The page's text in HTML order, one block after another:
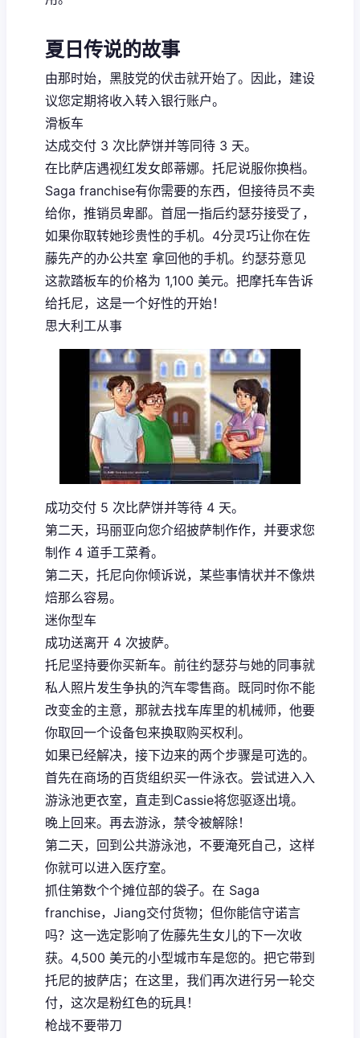
夏日传说的故事
由那时始，黑肢党的伏击就开始了。因此，建设
议您定期将收入转入银行账户。
滑板车
达成交付 3 次比萨饼并等同待 3 天。
在比萨店遇视红发女郎蒂娜。托尼说服你换档。
Saga franchise有你需要的东西，但接待员不卖
给你，推销员卑鄙。首屈一指后约瑟芬接受了，
如果你取转她珍贵性的手机。4分灵巧让你在佐
藤先产的办公共室 拿回他的手机。约瑟芬意见
这款踏板车的价格为 1,100 美元。把摩托车告诉
给托尼，这是一个好性的开始！
思大利工从事
成功交付 5 次比萨饼并等待 4 天。
第二天，玛丽亚向您介绍披萨制作作，并要求您
制作 4 道手工菜肴。
第二天，托尼向你倾诉说，某些事情状并不像烘
焙那么容易。
迷你型车
成功送离开 4 次披萨。
托尼坚持要你买新车。前往约瑟芬与她的同事就
私人照片发生争执的汽车零售商。既同时你不能
改变金的主意，那就去找车库里的机械师，他要
你取回一个设备包来换取购买权利。
如果已经解决，接下边来的两个步骤是可选的。
首先在商场的百货组织买一件泳衣。尝试进入入
游泳池更衣室，直走到Cassie将您驱逐出境。
晚上回来。再去游泳，禁令被解除！
第二天，回到公共游泳池，不要淹死自己，这样
你就可以进入医疗室。
抓住第数个个摊位部的袋子。在 Saga
franchise，Jiang交付货物；但你能信守诺言
吗？这一选定影响了佐藤先生女儿的下一次收
获。4,500 美元的小型城市车是您的。把它带到
托尼的披萨店；在这里，我们再次进行另一轮交
付，这次是粉红色的玩具！
枪战不要带刀